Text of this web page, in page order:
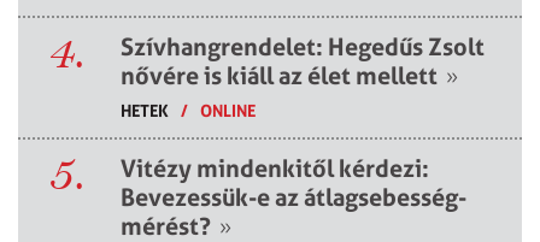
4.
Szívhangrendelet: Hegedűs Zsolt
nővére is kiáll az élet mellett »
HETEK / ONLINE
5.
Vitézy mindenkitől kérdezi:
Bevezessük-e az átlagsebesség-
mérést? »